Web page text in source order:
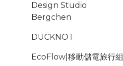
Design Studio
Bergchen
DUCKNOT
EcoFlow|移動儲電旅行組